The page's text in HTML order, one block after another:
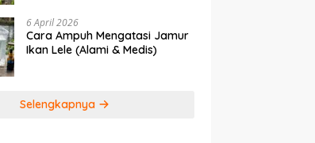
6 April 2026
Cara Ampuh Mengatasi Jamur
Ikan Lele (Alami & Medis)
Selengkapnya